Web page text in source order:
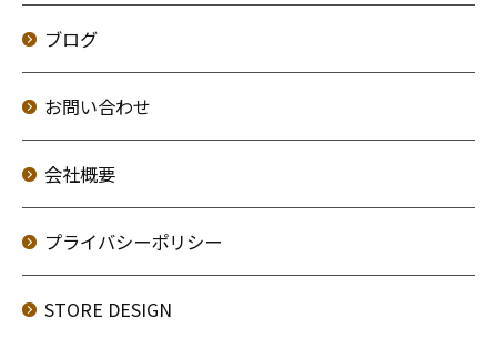
ブログ
お問い合わせ
会社概要
プライバシーポリシー
STORE DESIGN